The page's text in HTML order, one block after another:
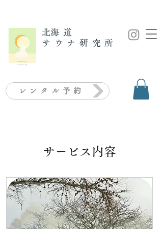
​北海道
サウナ研究所
レンタル予約
サービス内容